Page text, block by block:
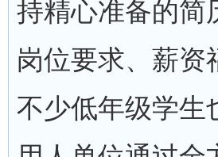
持精心准备的简
岗位要求、薪资
不少低年级学生